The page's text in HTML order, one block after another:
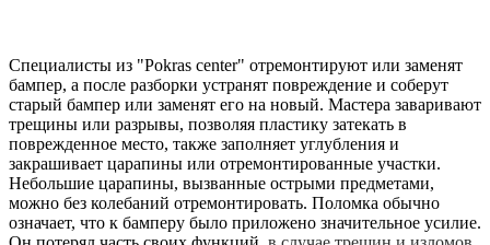
Специалисты из "Pokras center" отремонтируют или заменят
бампер, а после разборки устранят повреждение и соберут
старый бампер или заменят его на новый. Мастера заваривают
трещины или разрывы, позволяя пластику затекать в
поврежденное место, также заполняет углубления и
закрашивает царапины или отремонтированные участки.
Небольшие царапины, вызванные острыми предметами,
можно без колебаний отремонтировать. Поломка обычно
означает, что к бамперу было приложено значительное усилие.